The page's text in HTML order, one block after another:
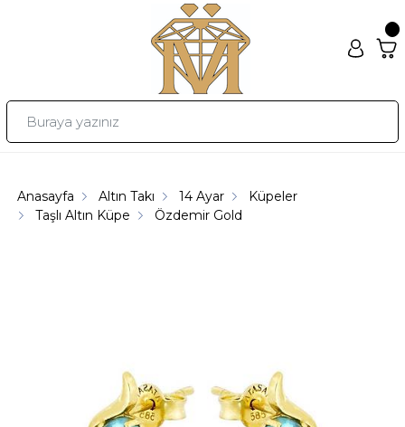
Anasayfa Altın Takı 14 Ayar
Küpeler
Taşlı Altın Küpe
Özdemir Gold